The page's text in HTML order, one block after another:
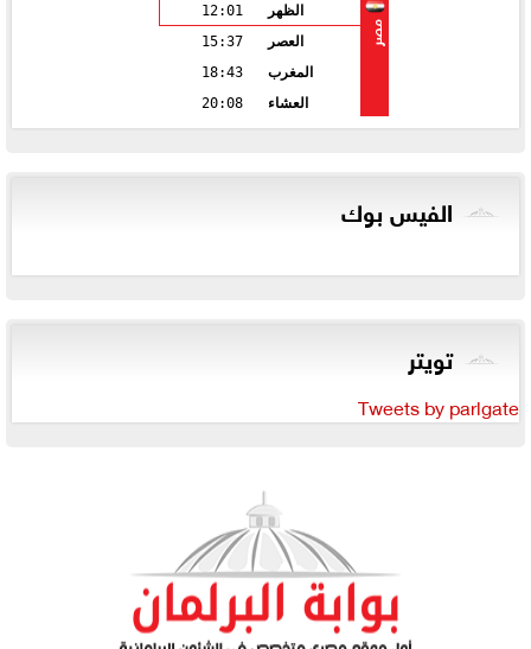
مصر
الظهر
12:01
العصر
15:37
المغرب
18:43
العشاء
20:08
الفيس بوك
تويتر
Tweets by parlgate